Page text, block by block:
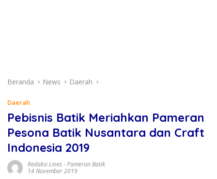
Beranda News Daerah
Daerah
Pebisnis Batik Meriahkan Pameran
Pesona Batik Nusantara dan Craft
Indonesia 2019
Redaksi Lines-Pameran Batik
14 November 2019